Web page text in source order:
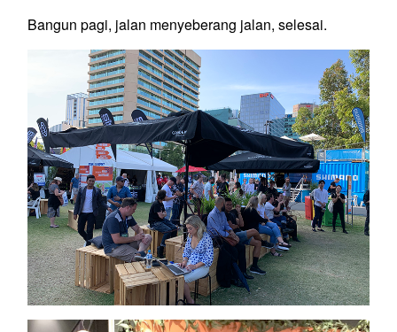
Bangun pagi, jalan menyeberang jalan, selesai.